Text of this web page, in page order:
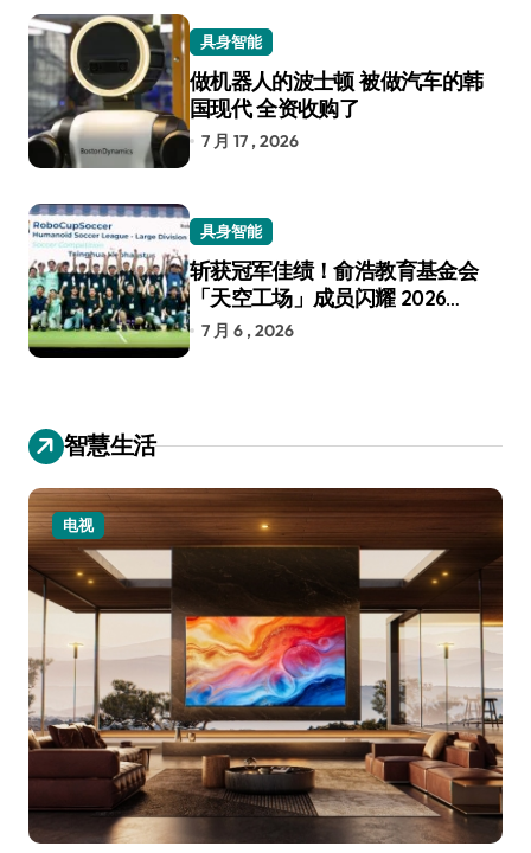
具身智能
做机器人的波士顿 被做汽车的韩
国现代 全资收购了
7 月 17 , 2026
具身智能
斩获冠军佳绩！俞浩教育基金会
「天空工场」成员闪耀 2026
RoboCup 机器人世界杯
7 月 6 , 2026
智慧生活
电视